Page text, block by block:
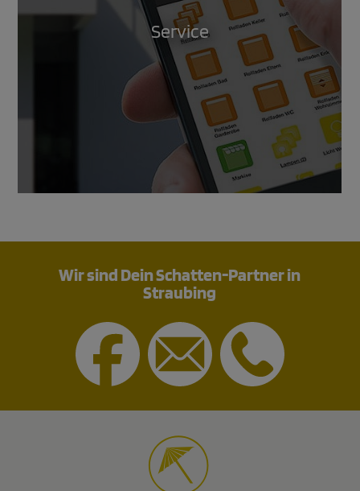
Service
Wir sind Dein Schatten-Partner in
Straubing